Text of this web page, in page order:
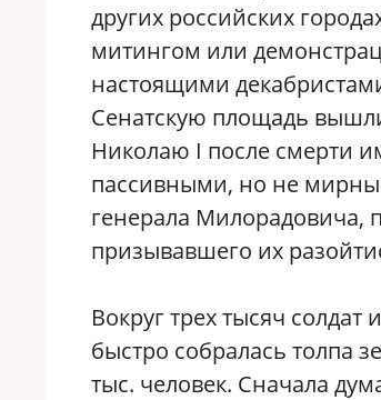
других российских
митингом или
настоящими
Сенатскую площадь
Николаю I после смерти
пассивными, но не
генерала Милорадовича,
призывавшего их
Вокруг трех тысяч
быстро собралась толпа
тыс. человек. Сначала